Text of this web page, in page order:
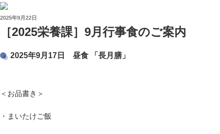
投
2025年9月22日
［2025栄養課］9月行事食のご案内
2025年9月17日 昼食 「長月膳」
＜お品書き＞
・まいたけご飯